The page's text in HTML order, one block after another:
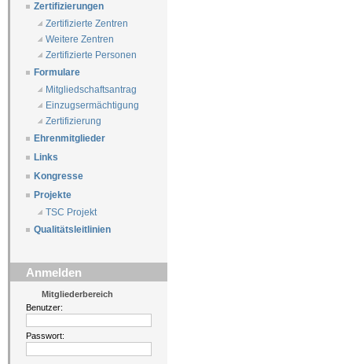
Zertifizierungen
Zertifizierte Zentren
Weitere Zentren
Zertifizierte Personen
Formulare
Mitgliedschaftsantrag
Einzugsermächtigung
Zertifizierung
Ehrenmitglieder
Links
Kongresse
Projekte
TSC Projekt
Qualitätsleitlinien
Anmelden
Mitgliederbereich
Benutzer:
Passwort: